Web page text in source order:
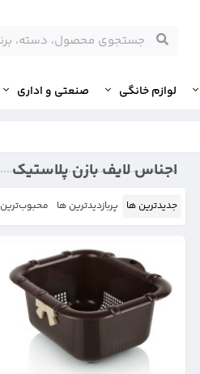
لوازم خانگی صنعتی و اداری
اجناس لایف بازن پلاستیک
جدیدترین ها پربازدیدترین ها محبوب‌‌ترین